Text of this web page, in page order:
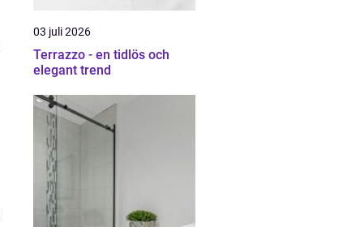
03 juli 2026
Terrazzo - en tidlös och
elegant trend